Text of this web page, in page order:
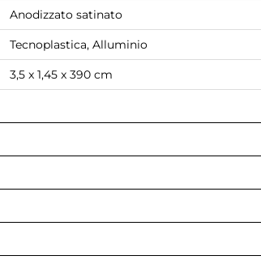
Anodizzato satinato
Tecnoplastica, Alluminio
3,5 x 1,45 x 390 cm